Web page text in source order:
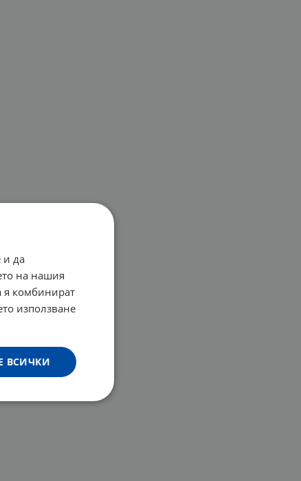
и да
на нашия
я комбинират
използване
ВСИЧКИ